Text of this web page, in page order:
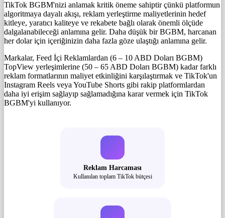
TikTok BGBM'nizi anlamak kritik öneme sahiptir çünkü platformun
algoritmaya dayalı akışı, reklam yerleştirme maliyetlerinin hedef
kitleye, yaratıcı kaliteye ve rekabete bağlı olarak önemli ölçüde
dalgalanabileceği anlamına gelir. Daha düşük bir BGBM, harcanan
her dolar için içeriğinizin daha fazla göze ulaştığı anlamına gelir.
Markalar, Feed İçi Reklamlardan (6 – 10 ABD Doları BGBM)
TopView yerleşimlerine (50 – 65 ABD Doları BGBM) kadar farklı
reklam formatlarının maliyet etkinliğini karşılaştırmak ve TikTok'un
Instagram Reels veya YouTube Shorts gibi rakip platformlardan
daha iyi erişim sağlayıp sağlamadığına karar vermek için TikTok
BGBM'yi kullanıyor.
Reklam Harcaması
Kullanılan toplam TikTok bütçesi